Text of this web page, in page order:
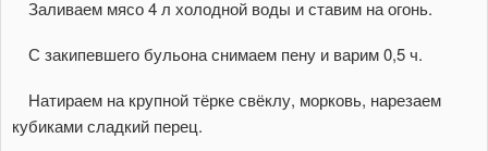
Заливаем мясо 4 л холодной воды и ставим на огонь.
С закипевшего бульона снимаем пену и варим 0,5 ч.
Натираем на крупной тёрке свёклу, морковь, нарезаем
кубиками сладкий перец.